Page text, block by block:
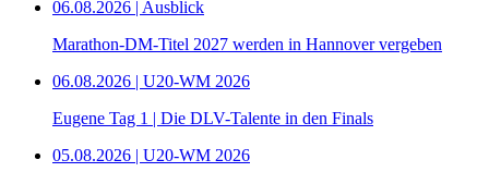
06.08.2026 | Ausblick
Marathon-DM-Titel 2027 werden in Hannover vergeben
06.08.2026 | U20-WM 2026
Eugene Tag 1 | Die DLV-Talente in den Finals
05.08.2026 | U20-WM 2026